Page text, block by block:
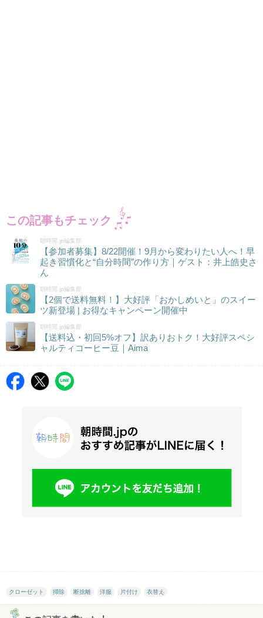
この記事もチェック
朝時間.jp編集部
【参加者募集】8/22開催！9月から変わりたい人へ！早
起き習慣化と“自分時間”の作り方｜ゲスト：井上皓史さ
ん
朝時間.jp編集部
【2個で送料無料！】大好評「おかしめいと」のスイー
ツ新登場 | お得なキャンペーン開催中
朝時間.jp編集部
【送料込・初回5%オフ】訳ありおトク！大好評スペシ
ャルティコーヒー豆｜Aima
クローゼット 掃除 断捨離 洋服 片付け 衣替え